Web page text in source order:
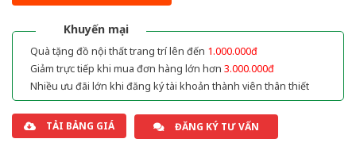
Khuyến mại
Quà tặng đồ nội thất trang trí lên đến 1.000.000đ
Giảm trực tiếp khi mua đơn hàng lớn hơn 3.000.000đ
Nhiều ưu đãi lớn khi đăng ký tài khoản thành viên thân thiết
TẢI BẢNG GIÁ ĐĂNG KÝ TƯ VẤN